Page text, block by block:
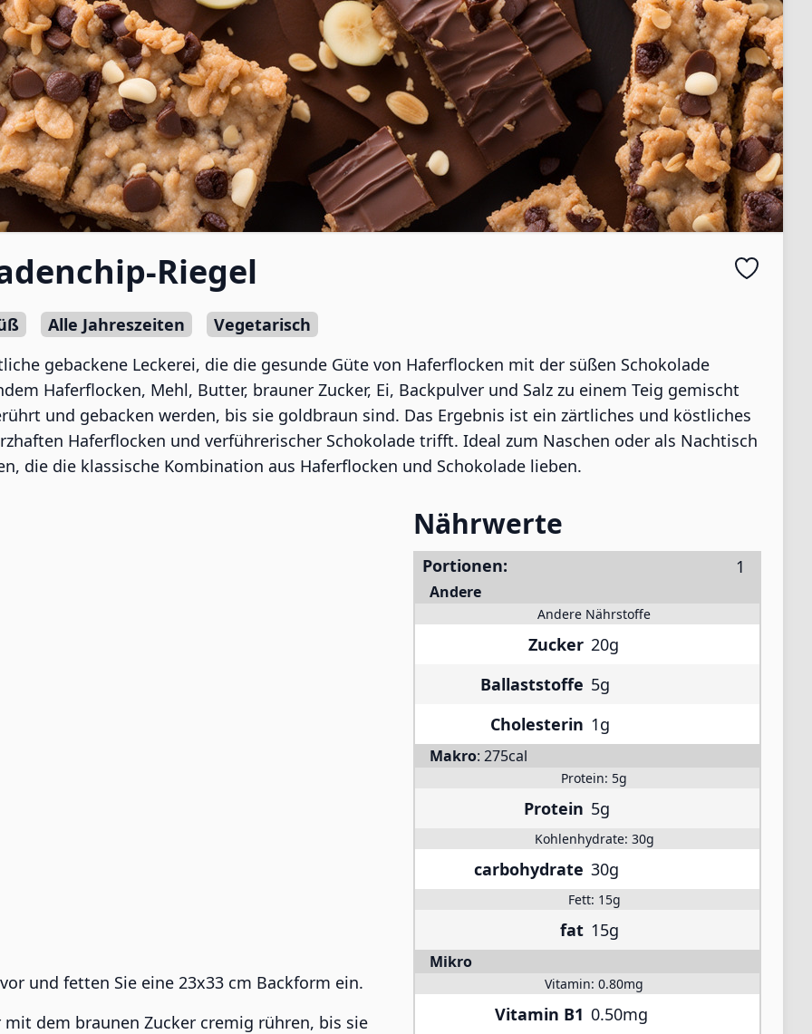
Riegel
Alle Jahreszeiten
Vegetarisch
gebackene Leckerei, die die gesunde Güte von Haferflocken mit der süßen Schokolade
Haferflocken, Mehl, Butter, brauner Zucker, Ei, Backpulver und Salz zu einem Teig gemischt
und gebacken werden, bis sie goldbraun sind. Das Ergebnis ist ein zärtliches und köstliches
Haferflocken und verführerischer Schokolade trifft. Ideal zum Naschen oder als Nachtisch
die die klassische Kombination aus Haferflocken und Schokolade lieben.
und fetten Sie eine 23x33 cm Backform ein.
dem braunen Zucker cremig rühren, bis sie
Nährwerte
Portionen:
Andere
Andere Nährstoffe
Zucker 20g
Ballaststoffe 5g
Cholesterin 1g
Makro: 275cal
Protein: 5g
Protein 5g
Kohlenhydrate: 30g
carbohydrate 30g
Fett: 15g
fat 15g
Mikro
Vitamin: 0.80mg
Vitamin B1 0.50mg